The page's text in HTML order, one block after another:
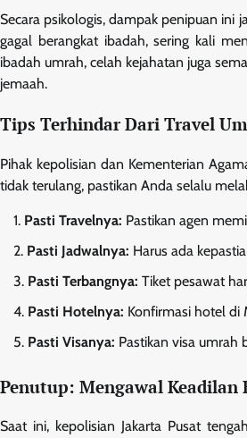
Secara psikologis, dampak penipuan ini
gagal berangkat ibadah, sering kali
ibadah umrah, celah kejahatan juga
jemaah.
Tips Terhindar Dari Travel
Pihak kepolisian dan Kementerian
tidak terulang, pastikan Anda selalu
Pasti Travelnya: Pastikan agen
Pasti Jadwalnya: Harus ada
Pasti Terbangnya: Tiket pesawat
Pasti Hotelnya: Konfirmasi hotel di
Pasti Visanya: Pastikan visa umrah
Penutup: Mengawal Keadilan
Saat ini, kepolisian Jakarta Pusat